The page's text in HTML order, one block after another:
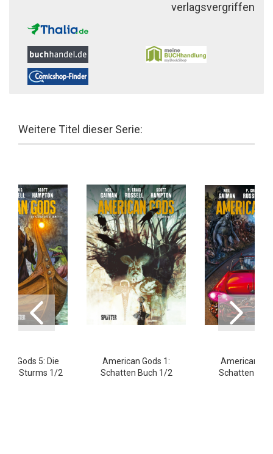
verlagsvergriffen
Weitere Titel dieser Serie:
Gods 5: Die
des Sturms 1/2
American Gods 1:
Schatten Buch 1/2
American
Schatten